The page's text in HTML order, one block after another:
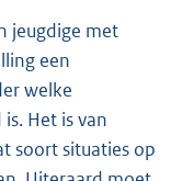
jeugdige met
een
welke
Het is van
soort situaties op